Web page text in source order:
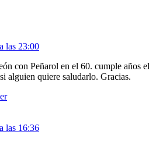
las 23:00
con Peñarol en el 60. cumple años el
alguien quiere saludarlo. Gracias.
las 16:36